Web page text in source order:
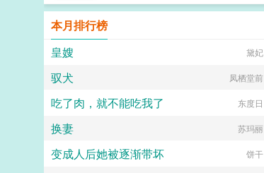
意气风发的天才少年，行啊，骂我注
孤生心狠手辣是吧？仙门大会上...
本月排行榜
皇嫂
黛妃
驭犬 凤栖堂前
吃了肉，就不能吃我了 东度日
换妻 苏玛丽
变成人后她被逐渐带坏 饼干